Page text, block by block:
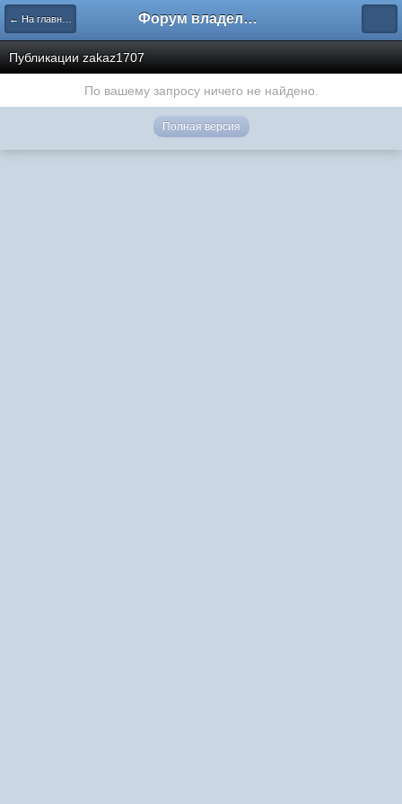
← На главную Форум владельцев интернет-магазинов
Публикации zakaz1707
По вашему запросу ничего не найдено.
Полная версия